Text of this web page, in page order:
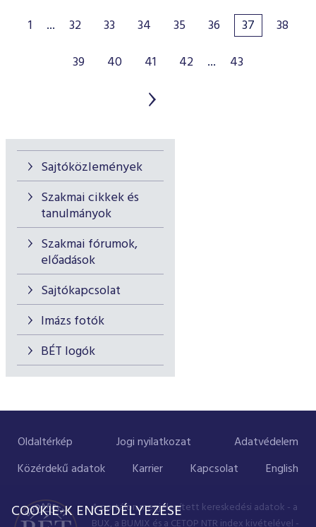
Sajtóközlemények
Szakmai cikkek és
tanulmányok
Szakmai fórumok,
előadások
Sajtókapcsolat
Imázs fotók
BÉT logók
1 ... 32 33 34 35 36 37
38
39
40 41 42 ... 43
Oldaltérkép Jogi nyilatkozat
Adatvédelem
Közérdekű adatok
Karrier Kapcsolat English
A portálon megjelenített kereskedési adatok - a
COOKIE-K ENGEDÉLYEZÉSE